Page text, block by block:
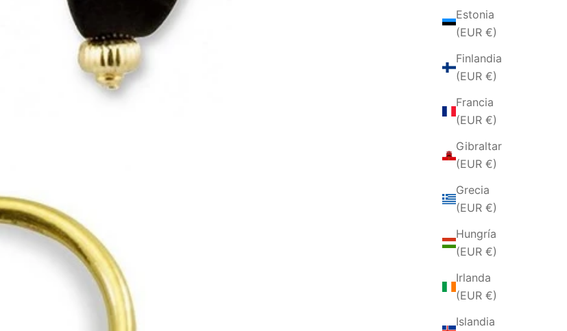
Estonia
(EUR €)
Finlandia
(EUR €)
Francia
(EUR €)
Gibraltar
(EUR €)
Grecia
(EUR €)
Hungría
(EUR €)
Irlanda
(EUR €)
Islandia